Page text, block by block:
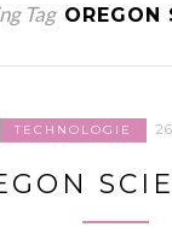
Tag OREGON
TECHNOLOGIE